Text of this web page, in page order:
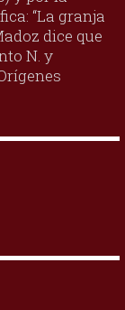
“La granja
dice que
N. y